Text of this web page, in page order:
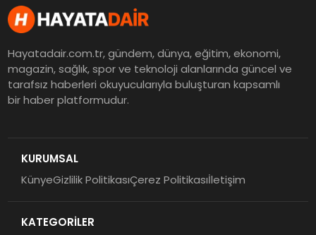
Hayatadair.com.tr, gündem, dünya, eğitim, ekonomi,
magazin, sağlık, spor ve teknoloji alanlarında güncel ve
tarafsız haberleri okuyucularıyla buluşturan kapsamlı
bir haber platformudur.
KURUMSAL
KünyeGizlilik PolitikasıÇerez Politikasıİletişim
KATEGORİLER